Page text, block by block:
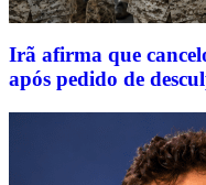
Irã afirma que
após pedido de